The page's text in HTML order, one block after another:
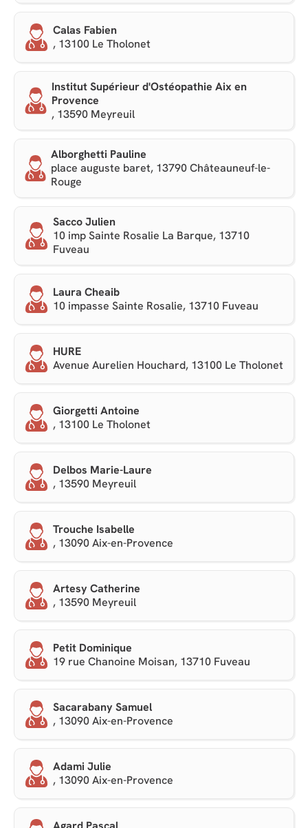
Calas Fabien
, 13100 Le Tholonet
Institut Supérieur d'Ostéopathie Aix en
Provence
, 13590 Meyreuil
Alborghetti Pauline
place auguste baret, 13790 Châteauneuf-le-
Rouge
Sacco Julien
10 imp Sainte Rosalie La Barque, 13710
Fuveau
Laura Cheaib
10 impasse Sainte Rosalie, 13710 Fuveau
HURE
Avenue Aurelien Houchard, 13100 Le Tholonet
Giorgetti Antoine
, 13100 Le Tholonet
Delbos Marie-Laure
, 13590 Meyreuil
Trouche Isabelle
, 13090 Aix-en-Provence
Artesy Catherine
, 13590 Meyreuil
Petit Dominique
19 rue Chanoine Moisan, 13710 Fuveau
Sacarabany Samuel
, 13090 Aix-en-Provence
Adami Julie
, 13090 Aix-en-Provence